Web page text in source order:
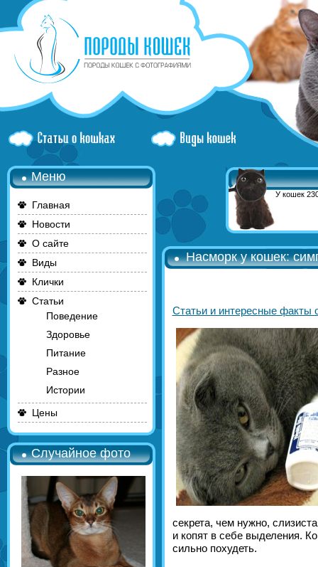
Меню
Главная
Новости
О сайте
Виды
Клички
Статьи
Поведение
Здоровье
Питание
Разное
Истории
Цены
Случайное фото
У кошек
Насморк у кошек:
Статьи и интересные факты
секрета, чем нужно,
и копят в себе выделения.
сильно похудеть.